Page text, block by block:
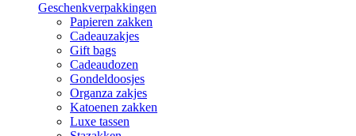
Geschenkverpakkingen
Papieren zakken
Cadeauzakjes
Gift bags
Cadeaudozen
Gondeldoosjes
Organza zakjes
Katoenen zakken
Luxe tassen